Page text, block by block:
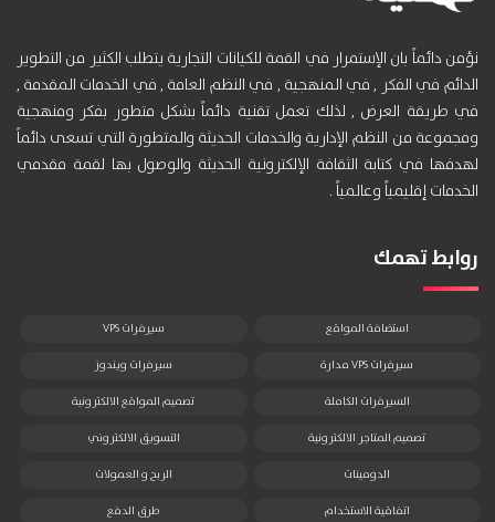
نؤمن دائماً بان الإستمرار في القمة للكيانات التجارية يتطلب الكثير من التطوير
الدائم في الفكر , في المنهجية , في النظم العامة , في الخدمات المقدمة ,
في طريقة العرض , لذلك تعمل تقنية دائماً بشكل متطور بفكر ومنهجية
ومجموعة من النظم الإدارية والخدمات الحديثة والمتطورة التي تسعى دائماً
لهدفها في كتابة الثقافة الإلكترونية الحديثة والوصول بها لقمة مقدمي
الخدمات إقليمياً وعالمياً .
روابط تهمك
استضافة المواقع سيرفرات VPS
سيرفرات VPS مدارة سيرفرات ويندوز
السيرفرات الكاملة تصميم المواقع الالكترونية
تصميم المتاجر الالكترونية التسويق الالكتروني
الدومينات الربح و العمولات
اتفاقية الاستخدام طرق الدفع